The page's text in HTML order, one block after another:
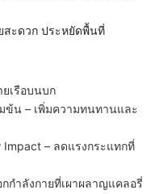
สะดวก ประหยัดพื้นที่
เรือบนบก
ข้น – เพิ่มความทนทานและ
Impact – ลดแรงกระแทกที่
กำลังกายที่เผาผลาญแคลอรี่